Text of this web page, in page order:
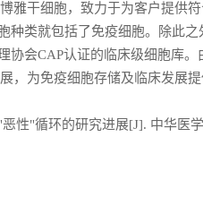
干细胞，致力于为客户提供符
类就包括了免疫细胞。除此
会CAP认证的临床级细胞库
，为免疫细胞存储及临床发展提
性"循环的研究进展[J]. 中华医